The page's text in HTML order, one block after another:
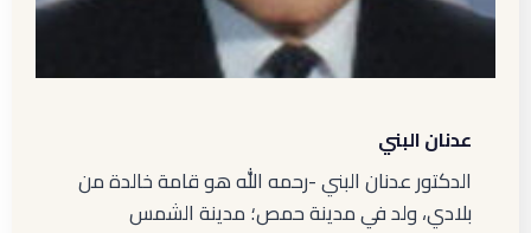
عدنان البني
الدكتور عدنان البني -رحمه الله هو قامة خالدة من
بلادي، ولد في مدينة حمص؛ مدينة الشمس